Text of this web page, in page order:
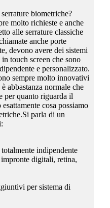
biometriche?
molto richieste e anche
alle serrature classiche
anche porte
devono avere dei sistemi
touch screen che sono
e personalizzato.
sempre molto innovativi
abbastanza normale che
per quanto riguarda il
cosa possiamo
parla di un
indipendente
digitali, retina,
per sistema di